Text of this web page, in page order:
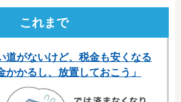
これまで
道がないけど、税金も安くなる
かかるし、放置しておこう」